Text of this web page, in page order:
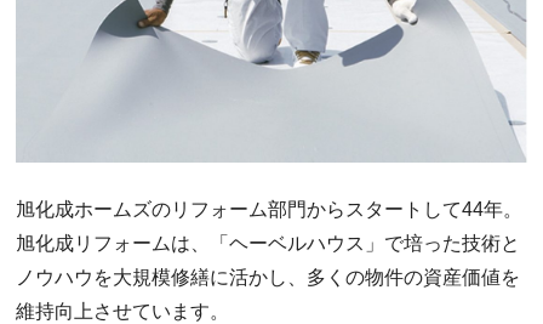
旭化成ホームズのリフォーム部門からスタートして44年。
旭化成リフォームは、「ヘーベルハウス」で培った技術と
ノウハウを大規模修繕に活かし、多くの物件の資産価値を
維持向上させています。